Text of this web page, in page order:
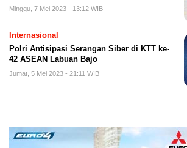
Minggu, 7 Mei 2023 - 13:12 WIB
Internasional
Polri Antisipasi Serangan Siber di KTT ke-
42 ASEAN Labuan Bajo
Jumat, 5 Mei 2023 - 21:11 WIB